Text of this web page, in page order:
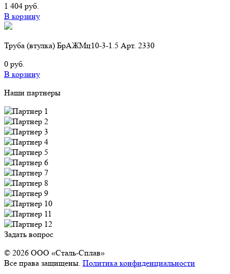
1 404 руб.
В корзину
Труба (втулка) БрАЖМц10-3-1.5 Арт. 2330
0 руб.
В корзину
Наши партнеры
Задать вопрос
© 2026 OOO «Сталь-Сплав»
Все права защищены. Политика конфиденциальности